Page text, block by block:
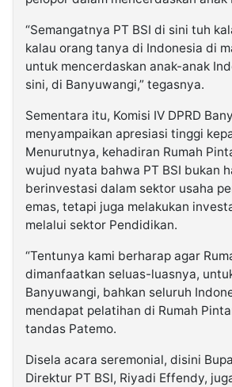
“Semangatnya PT BSI di sini tuh
kalau orang tanya di Indonesia di
untuk mencerdaskan anak-anak
sini, di Banyuwangi,” tegasnya.
Sementara itu, Komisi IV DPRD
menyampaikan apresiasi tinggi
Menurutnya, kehadiran Rumah
wujud nyata bahwa PT BSI bukan
berinvestasi dalam sektor usaha
emas, tetapi juga melakukan
melalui sektor Pendidikan.
“Tentunya kami berharap agar
dimanfaatkan seluas-luasnya,
Banyuwangi, bahkan seluruh
mendapat pelatihan di Rumah
tandas Patemo.
Disela acara seremonial, disini
Direktur PT BSI, Riyadi Effendy,